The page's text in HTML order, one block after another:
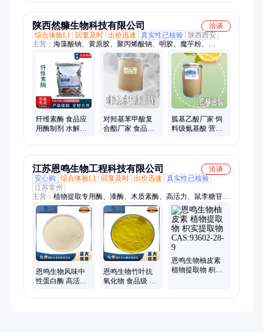
陕西然糠生物科技有限公司
洽谈
综合体验L1
回复及时 出价迅速 真实性已核验 陕西西安
主营： 海藻酸钠、黄原胶、聚丙烯酸钠、明胶、魔芋粉、
CMC、预糊化淀粉、聚维酮K30、赤藓糖醇、低聚半乳糖、低聚
果糖、低聚木糖、低聚异麦芽糖、甘露糖醇、结晶果糖、菊粉、
麦芽糖醇、麦芽糖粉、木糖醇、乳糖、山梨糖醇、糖精钠、甜菊
糖、甜蜜素
纤维素酶 食品应
用酶制剂 水解酶
对羟基苯甲酸复
合酯厂家 食品级
胍基乙酸厂家 饲
料级氨基酸 营养
江苏恩鸣生物工程科技有限公司
洽谈
安心购
综合体验L1 回复及时 出价迅速
真实性已核验
江苏常州
主营： 植物提取专用酶、漆酶、木质素酶、高活力、鼠李糖苷
酶、肉桂酸钾、肉桂酸、黄原胶
恩鸣生物风味中
性蛋白酶 高活力
恩鸣生物竹叶抗
氧化物 食品级 营
恩鸣生物柚皮素
植物提取物 枳实